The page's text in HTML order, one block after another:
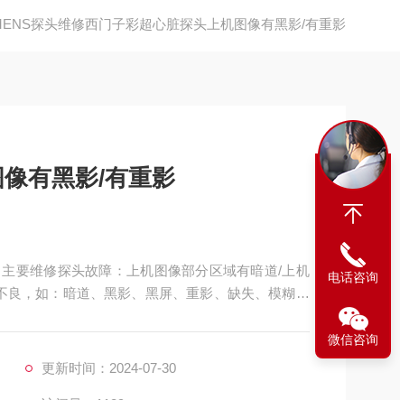
探头维修西门子彩超心脏探头上机图像有黑影/有重影
有黑影/有重影
要维修探头故障：上机图像部分区域有暗道/上机
，如：暗道、黑影、黑屏、重影、缺失、模糊、
更新时间：2024-07-30
电话咨询
微信咨询